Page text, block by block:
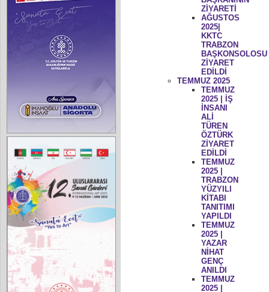
ZİYARETİ
AĞUSTOS
2025|
KKTC
TRABZON
BAŞKONSOLOSU
ZİYARET
EDİLDİ
TEMMUZ 2025
TEMMUZ
2025 | İŞ
İNSANI
ALİ
TÜREN
ÖZTÜRK
ZİYARET
EDİLDİ
TEMMUZ
2025 |
TRABZON
YÜZYILI
KİTABI
TANITIMI
YAPILDI
TEMMUZ
2025 |
YAZAR
NİHAT
GENÇ
ANILDI
TEMMUZ
2025 |